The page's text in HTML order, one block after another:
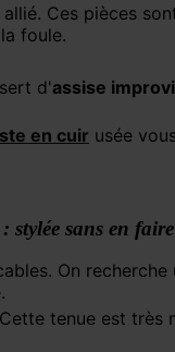
Ces pièces
foule.
d'assise
en cuir usée
stylée sans en
On
tenue est très